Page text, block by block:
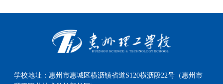
学校地址：惠州市惠城区横沥镇省道S120横沥段22号（惠州市